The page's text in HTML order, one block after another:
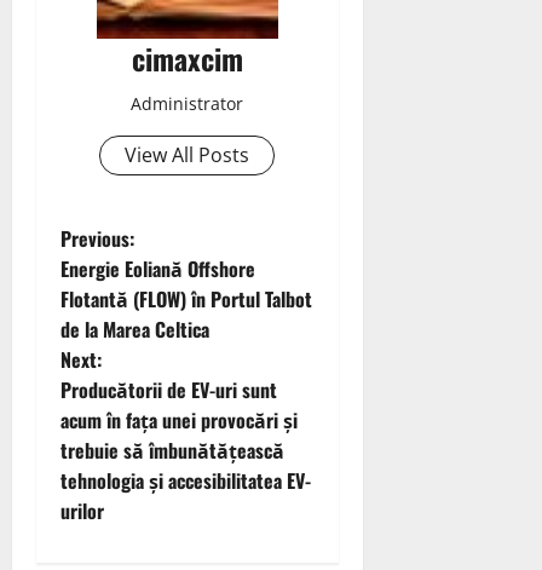
cimaxcim
Administrator
View All Posts
P
o
s
t
n
a
Previous:
Energie Eoliană Offshore
Flotantă (FLOW) în Portul Talbot
de la Marea Celtica
Next:
Producătorii de EV-uri sunt
acum în fața unei provocări și
trebuie să îmbunătățească
tehnologia și accesibilitatea EV-
urilor